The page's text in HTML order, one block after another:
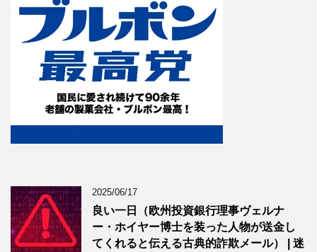
2025/06/17
良い一日（欧州投資銀行理事ヴェルナ
ー・ホイヤー博士を装った人物が送金し
てくれると伝える古典的詐欺メール） | 迷